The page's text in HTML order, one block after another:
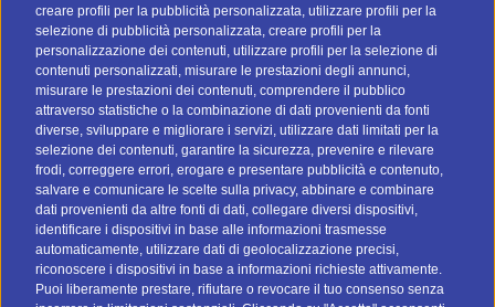
creare profili per la pubblicità personalizzata, utilizzare profili per la
selezione di pubblicità personalizzata, creare profili per la
personalizzazione dei contenuti, utilizzare profili per la selezione di
contenuti personalizzati, misurare le prestazioni degli annunci,
misurare le prestazioni dei contenuti, comprendere il pubblico
attraverso statistiche o la combinazione di dati provenienti da fonti
diverse, sviluppare e migliorare i servizi, utilizzare dati limitati per la
selezione dei contenuti, garantire la sicurezza, prevenire e rilevare
frodi, correggere errori, erogare e presentare pubblicità e contenuto,
salvare e comunicare le scelte sulla privacy, abbinare e combinare
dati provenienti da altre fonti di dati, collegare diversi dispositivi,
identificare i dispositivi in base alle informazioni trasmesse
automaticamente, utilizzare dati di geolocalizzazione precisi,
riconoscere i dispositivi in base a informazioni richieste attivamente.
Puoi liberamente prestare, rifiutare o revocare il tuo consenso senza
I nostri social
Vai a btomail.es (Spagna)